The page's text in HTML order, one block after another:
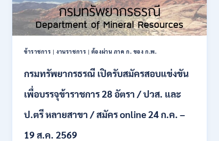
ปวช.
ปวส.
ป.ตรี
หลาย
/
ต้อง
ภาค
ของ
/
ข้าราชการ |งานราชการ | ต้องผ่าน ภาค ก. ของ ก.พ.
กรมทรัพยากรธรณี เปิดรับสมัครสอบแข่งขัน
เพื่อบรรจุข้าราชการ 28 อัตรา / ปวส. และ
ป.ตรี หลายสาขา / สมัคร online 24 ก.ค. –
19 ส.ค. 2569